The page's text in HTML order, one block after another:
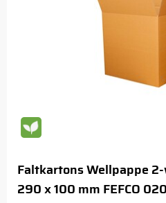
Faltkartons Wellpappe
290 x 100 mm FEFCO